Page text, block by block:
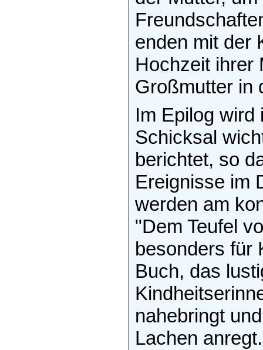
enden mit der
Hochzeit ihrer
Großmutter in
Im Epilog wird
Schicksal
berichtet, so
Ereignisse im
werden am
"Dem Teufel
besonders für
Buch, das
nahebringt
Lachen anregt.